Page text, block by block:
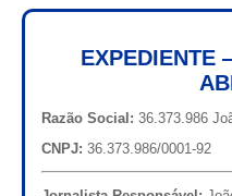
EXPEDIENTE
Razão Social: 36.373.986
CNPJ: 36.373.986/0001-92